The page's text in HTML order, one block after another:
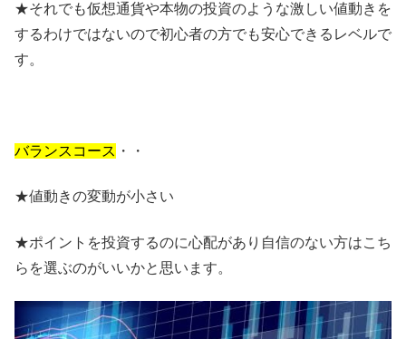
★それでも仮想通貨や本物の投資のような激しい値動きを
するわけではないので初心者の方でも安心できるレベルで
す。
バランスコース ・・
★値動きの変動が小さい
★ポイントを投資するのに心配があり自信のない方はこち
らを選ぶのがいいかと思います。